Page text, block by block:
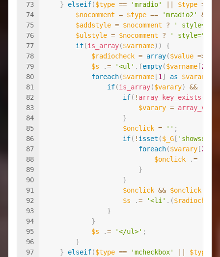
73
74
75
76
77
78
79
80
81
82
83
84
85
86
87
88
89
90
91
92
93
94
95
96
97
}
elseif($type == 'mradio' $type ==
$nocomment = $type == 'mradio2' &&
$addstyle = $nocomment ?
'
$ulstyle = $nocomment ?
'
if(is_array($varname) )
{
$radiocheck = array($value =>
$s
.= '<ul' . (empty($varname[2
foreach($varname[1 ] as $varary
if(is_array($varary) &&
if( ! array_key_exists
$varary =
}
$onclick = '' ;
if( ! isset ($_G[
foreach($varary[2
$onclick
.=
}
}
$onclick && $onclick
$s
.= '<li' . ($radiocheck
}
}
$s
.= '</ul>' ;
}
}
elseif($type == 'mcheckbox' $type